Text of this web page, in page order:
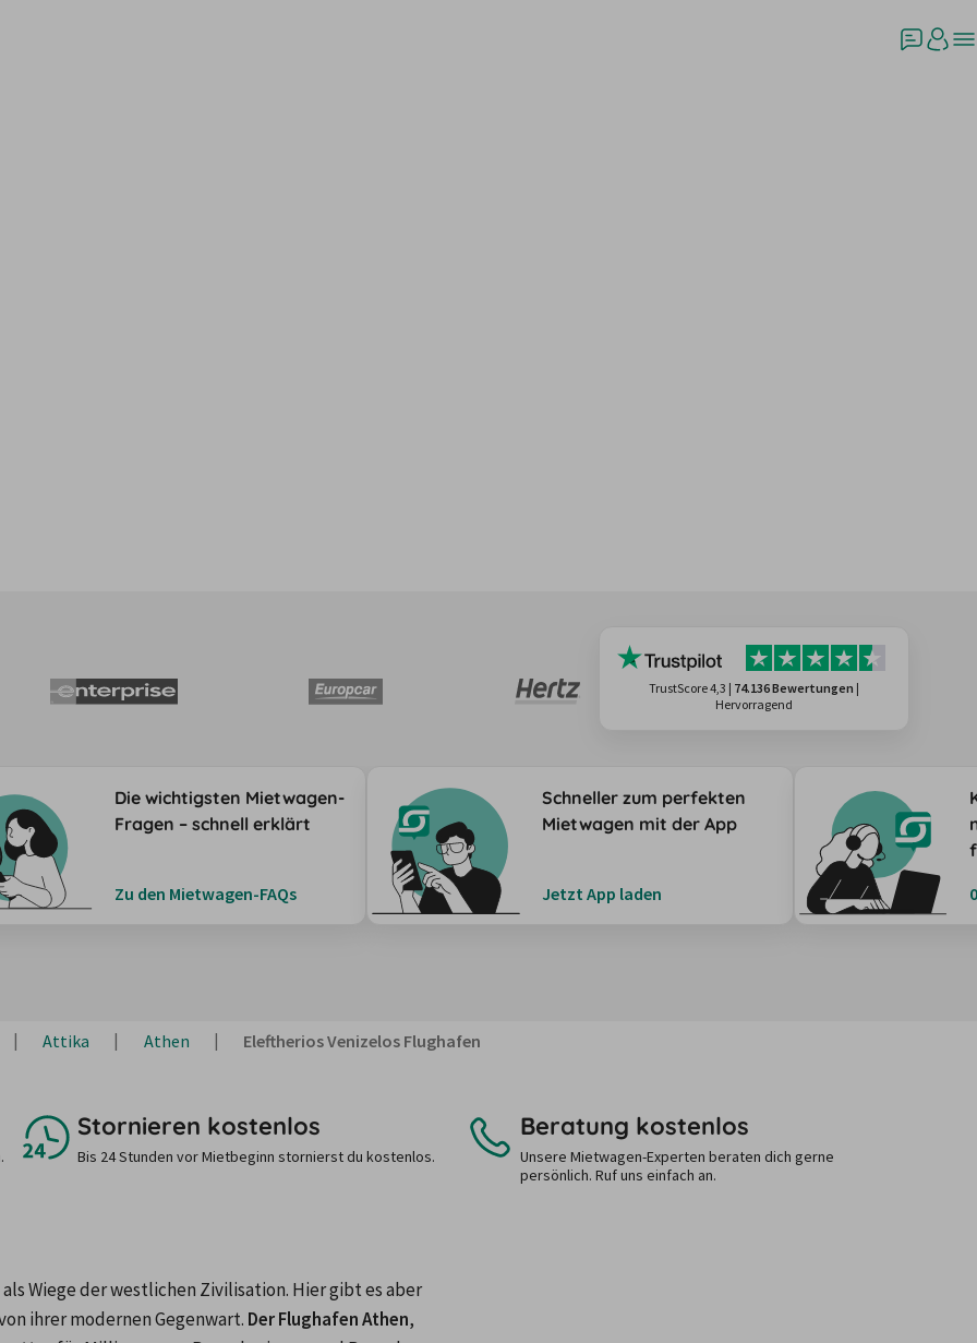
TrustScore 4,3 | 74.136 Bewertungen |
Hervorragend
Die wichtigsten Mietwagen-
Fragen – schnell erklärt
Zu den Mietwagen-FAQs
Schneller zum perfekten
Mietwagen mit der App
Jetzt App laden
Attika Athen Eleftherios Venizelos Flughafen
Stornieren kostenlos
Bis 24 Stunden vor Mietbeginn stornierst du kostenlos.
Beratung kostenlos
Unsere Mietwagen-Experten beraten dich gerne
persönlich. Ruf uns einfach an.
Wiege der westlichen Zivilisation. Hier gibt es aber
ihrer modernen Gegenwart. Der Flughafen Athen,